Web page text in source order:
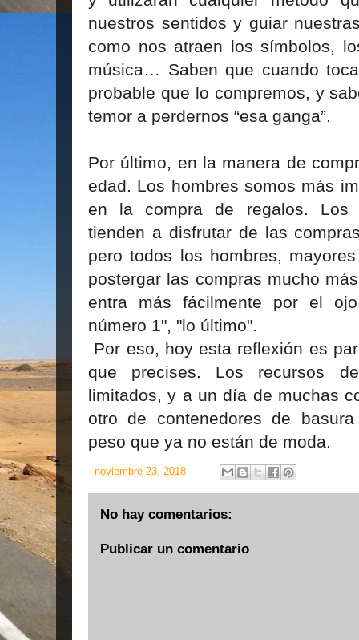
nuestros sentidos y guiar
como nos atraen los símbolos,
música… Saben que cuando
probable que lo compremos, y
temor a perdernos “esa ganga”.
Por último, en la manera de
edad. Los hombres somos más
en la compra de regalos. Los
tienden a disfrutar de las
pero todos los hombres,
postergar las compras mucho
entra más fácilmente por el
número 1", "lo último".
Por eso, hoy esta reflexión es
que precises. Los recursos
limitados, y a un día de muchas
otro de contenedores de
peso que ya no están de moda.
- noviembre 23, 2018
No hay comentarios:
Publicar un comentario